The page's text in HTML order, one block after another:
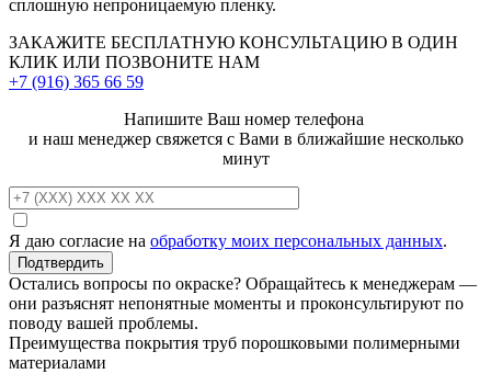
сплошную непроницаемую пленку.
ЗАКАЖИТЕ БЕСПЛАТНУЮ КОНСУЛЬТАЦИЮ В ОДИН
КЛИК ИЛИ ПОЗВОНИТЕ НАМ
+7 (916) 365 66 59
Напишите Ваш номер телефона
и наш менеджер свяжется с Вами в ближайшие несколько
минут
Я даю согласие на обработку моих персональных данных.
Остались вопросы по окраске? Обращайтесь к менеджерам —
они разъяснят непонятные моменты и проконсультируют по
поводу вашей проблемы.
Преимущества покрытия труб порошковыми полимерными
материалами